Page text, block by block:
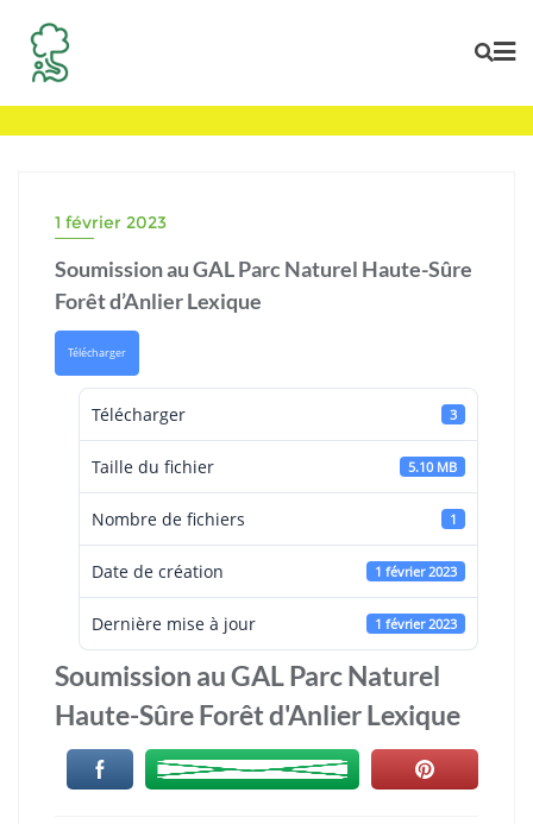
content
1 février 2023
Soumission au GAL Parc Naturel Haute-Sûre
Forêt d’Anlier Lexique
Télécharger
Télécharger 3
Taille du fichier 5.10 MB
Nombre de fichiers 1
Date de création 1 février 2023
Dernière mise à jour 1 février 2023
Soumission au GAL Parc Naturel
Haute-Sûre Forêt d'Anlier Lexique